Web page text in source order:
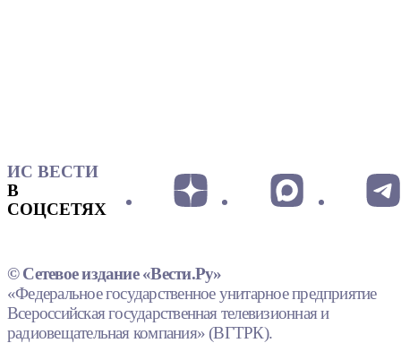
ИС ВЕСТИ
В
СОЦСЕТЯХ
© Сетевое издание «Вести.Ру»
«Федеральное государственное унитарное предприятие
Всероссийская государственная телевизионная и
радиовещательная компания» (ВГТРК).